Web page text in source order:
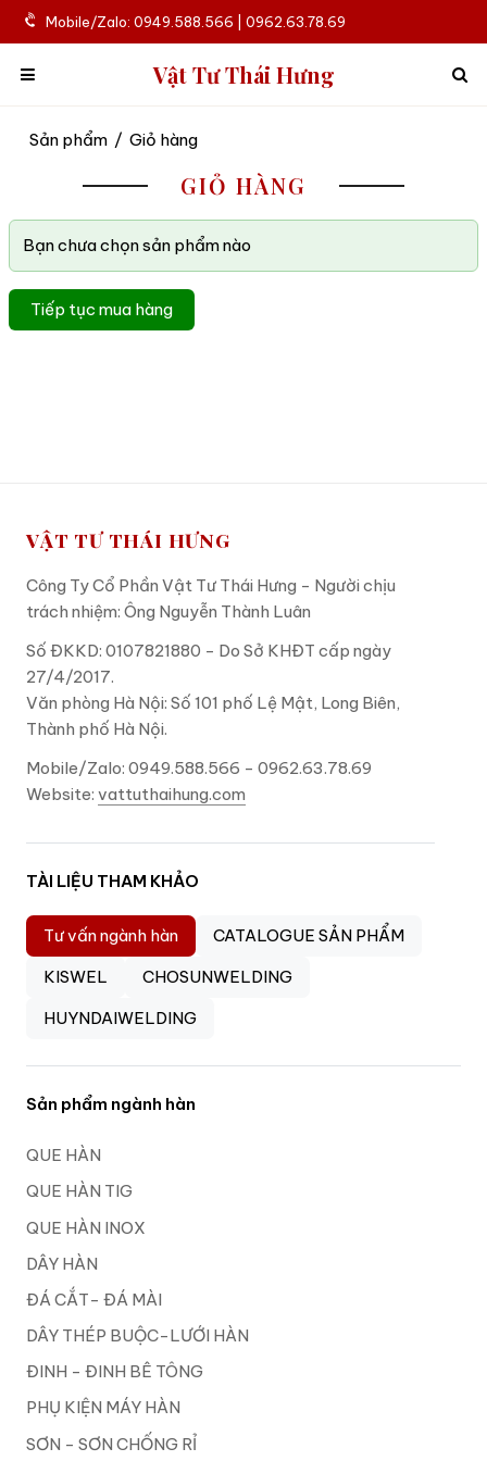
Mobile/Zalo: 0949.588.566 | 0962.63.78.69
Vật Tư Thái Hưng
Sản phẩm / Giỏ hàng
GIỎ HÀNG
Bạn chưa chọn sản phẩm nào
Tiếp tục mua hàng
VẬT TƯ THÁI HƯNG
Công Ty Cổ Phần Vật Tư Thái Hưng - Người chịu
trách nhiệm: Ông Nguyễn Thành Luân
Số ĐKKD: 0107821880 - Do Sở KHĐT cấp ngày
27/4/2017.
Văn phòng Hà Nội: Số 101 phố Lệ Mật, Long Biên,
Thành phố Hà Nội.
Mobile/Zalo: 0949.588.566 - 0962.63.78.69
Website: vattuthaihung.com
TÀI LIỆU THAM KHẢO
Tư vấn ngành hàn
CATALOGUE SẢN PHẨM
KISWEL
CHOSUNWELDING
HUYNDAIWELDING
Sản phẩm ngành hàn
QUE HÀN
QUE HÀN TIG
QUE HÀN INOX
DÂY HÀN
ĐÁ CẮT- ĐÁ MÀI
DÂY THÉP BUỘC-LƯỚI HÀN
ĐINH - ĐINH BÊ TÔNG
PHỤ KIỆN MÁY HÀN
SƠN - SƠN CHỐNG RỈ